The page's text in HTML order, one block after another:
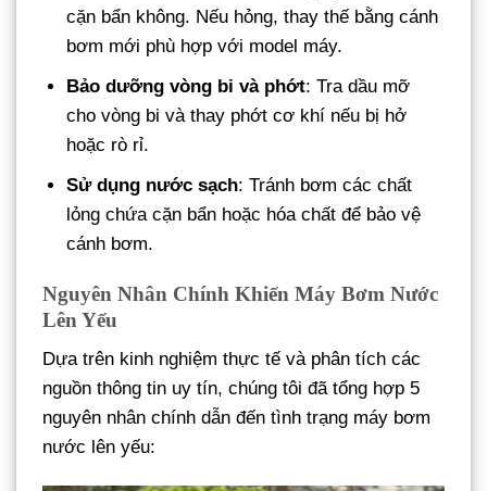
cặn bẩn không. Nếu hỏng, thay thế bằng cánh
bơm mới phù hợp với model máy.
Bảo dưỡng vòng bi và phớt: Tra dầu mỡ
cho vòng bi và thay phớt cơ khí nếu bị hở
hoặc rò rỉ.
Sử dụng nước sạch: Tránh bơm các chất
lỏng chứa cặn bẩn hoặc hóa chất để bảo vệ
cánh bơm.
Nguyên Nhân Chính Khiến Máy Bơm Nước
Lên Yếu
Dựa trên kinh nghiệm thực tế và phân tích các
nguồn thông tin uy tín, chúng tôi đã tổng hợp 5
nguyên nhân chính dẫn đến tình trạng máy bơm
nước lên yếu: